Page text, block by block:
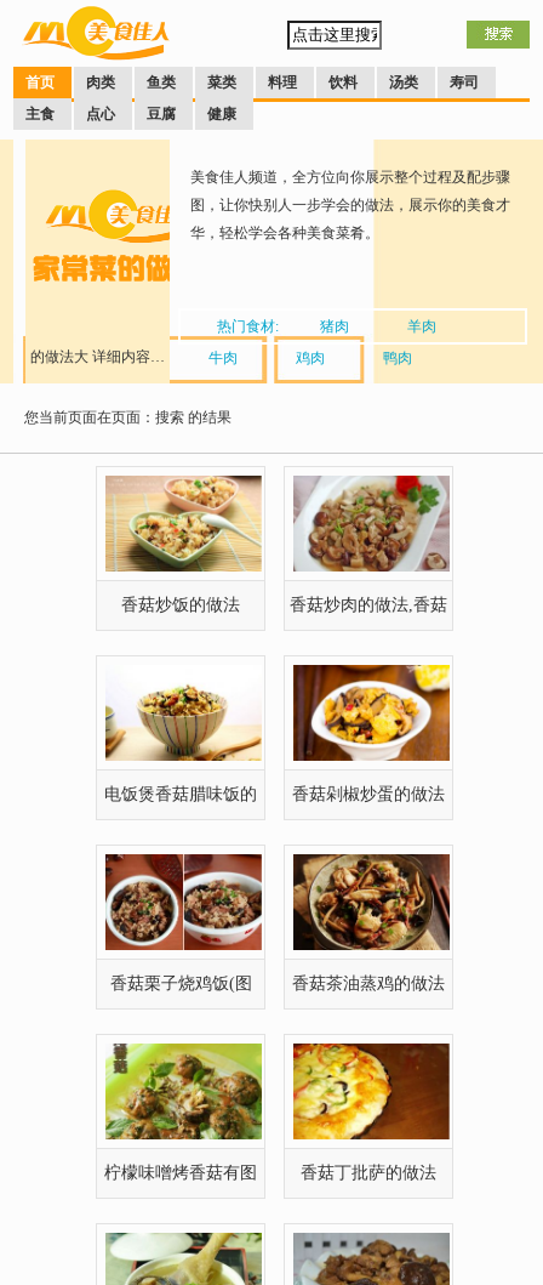
首页 肉类 鱼类 菜类 料理 饮料 汤类
寿司
主食
点心 豆腐 健康
详细内容…
的做法大
全
美食佳人频道，全方位向你展示整个过程及配步骤
图，让你快别人一步学会的做法，展示你的美食才
华，轻松学会各种美食菜肴。
热门食材: 猪肉
羊肉
牛肉
鸡肉 鸭肉
您当前页面在页面：搜索 的结果
香菇炒饭的做法 香菇炒肉的做法,香菇
电饭煲香菇腊味饭的 香菇剁椒炒蛋的做法
香菇栗子烧鸡饭(图 香菇茶油蒸鸡的做法
柠檬味噌烤香菇有图 香菇丁批萨的做法